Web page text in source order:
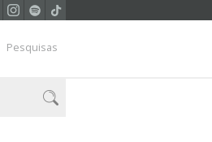
Pesquisas